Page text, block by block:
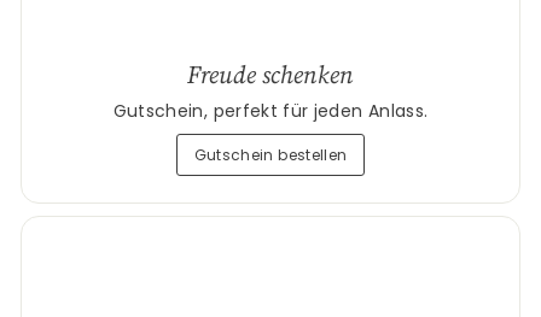
Freude schenken
Gutschein, perfekt für jeden Anlass.
Gutschein bestellen